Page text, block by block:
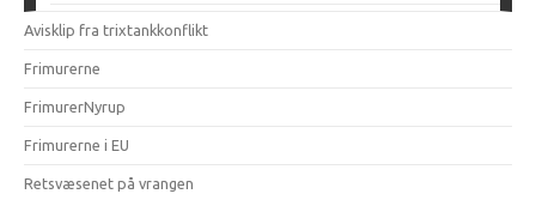
Avisklip fra trixtankkonflikt
Frimurerne
FrimurerNyrup
Frimurerne i EU
Retsvæsenet på vrangen